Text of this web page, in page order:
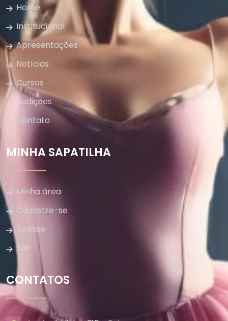
Home
Institucional
Apresentações
Notícias
Cursos
Audições
Contato
MINHA SAPATILHA
Minha área
Cadastre-se
Acesse
Sair
CONTATOS